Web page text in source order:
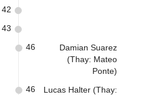
42
43
Damian Suarez
(Thay: Mateo
Ponte)
46
Lucas Halter (Thay:
46